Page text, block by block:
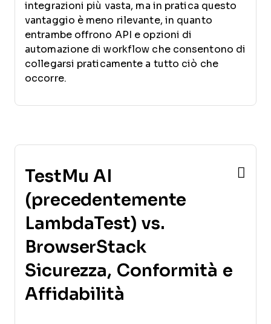
integrazioni più vasta, ma in pratica questo
vantaggio è meno rilevante, in quanto
entrambe offrono API e opzioni di
automazione di workflow che consentono di
collegarsi praticamente a tutto ciò che
occorre.
TestMu AI
(precedentemente
LambdaTest) vs.
BrowserStack
Sicurezza, Conformità e
Affidabilità